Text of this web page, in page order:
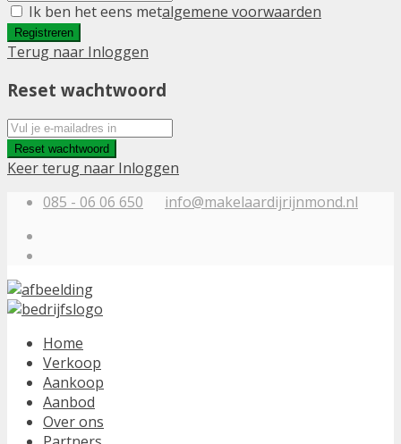
Ik ben het eens metalgemene voorwaarden
Registreren
Terug naar Inloggen
Reset wachtwoord
Reset wachtwoord
Keer terug naar Inloggen
085 - 06 06 650
info@makelaardijrijnmond.nl
Home
Verkoop
Aankoop
Aanbod
Over ons